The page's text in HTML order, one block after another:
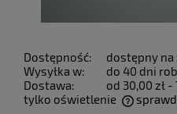
Dostępność:
dostępny
Wysyłka w:
do 40 dni
Dostawa:
od 30,00 zł -
tylko oświetlenie